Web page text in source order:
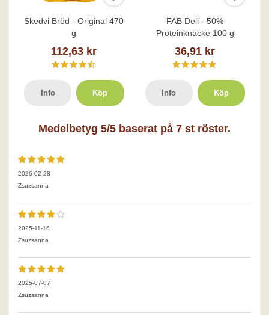
Skedvi Bröd - Original 470
g
112,63 kr
Info Köp
FAB Deli - 50%
Proteinknäcke 100 g
36,91 kr
Info Köp
Medelbetyg 5/5 baserat på 7 st röster.
2026-02-28
Zsuzsanna
2025-11-16
Zsuzsanna
2025-07-07
Zsuzsanna